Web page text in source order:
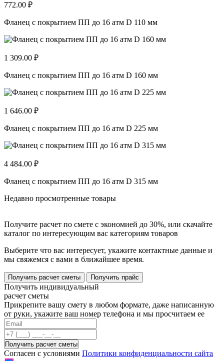
772.00 ₽
Фланец с покрытием ПП до 16 атм D 110 мм
1 309.00 ₽
Фланец с покрытием ПП до 16 атм D 160 мм
1 646.00 ₽
Фланец с покрытием ПП до 16 атм D 225 мм
4 484.00 ₽
Фланец с покрытием ПП до 16 атм D 315 мм
Недавно просмотренные товары
Получите расчет по смете с экономией до 30%, или скачайте
каталог по интересующим вас категориям товаров
Выберите что вас интересует, укажите контактные данные и
мы свяжемся с вами в ближайшее время.
Получить расчет сметы Получить прайс
Получить индивидуальный
расчет сметы
Прикрепите вашу смету в любом формате, даже написанную
от руки, укажите ваш номер телефона и мы просчитаем ее
Согласен с условиями Политики конфиденциальности сайта